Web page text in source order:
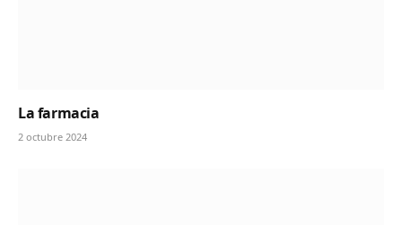
La farmacia
2 octubre 2024